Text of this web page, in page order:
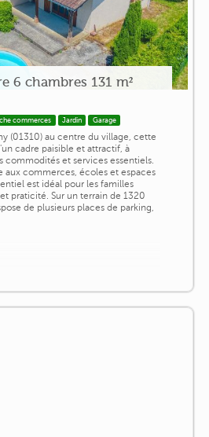
6 chambres 131 m²
commerces Jardin Garage
(01310) au centre du village, cette
cadre paisible et attractif, à
commodités et services essentiels.
aux commerces, écoles et espaces
est idéal pour les familles
praticité. Sur un terrain de 1320
de plusieurs places de parking,